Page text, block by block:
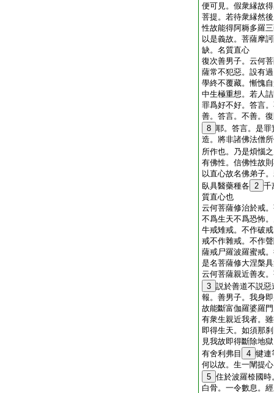
便可見。假衆縁故
菩提。若待衆縁然
性故能得阿耨多羅
以是義故。菩薩摩
缺。名質直心
復次善男子。云何
薩常不犯惡。設有
學終不覆藏。慚愧
中生極重想。若人
罪爲好不好。答言
善。答言。不善。
8 耶。答言。是
造。將非諸佛法僧
所作也。乃是煩惱
有佛性。信佛性故
以直心故名佛弟子
臥具醫藥種各 2 千
質直心也
云何菩薩修治於戒
不爲生天不爲恐怖
牛戒雉戒。不作破
戒不作雜戒。不作
薩戒尸羅波羅蜜戒
是名菩薩修大涅槃
云何菩薩親近善友
3 説於善道不説
報。善男子。我身
故能斷富伽羅婆羅
有衆生親近我者。
即得生天。如須那
見我故即得斷除地
有舍利弗目
4 犍連
何以故。生一闡提
5 住於波羅㮈國
白骨。一令數息。